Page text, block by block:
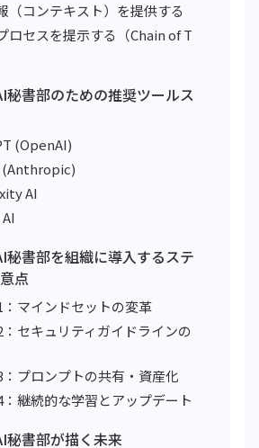
（コンテキスト）を提供する
ロセスを提示する（Chain of T
秘書部のための推奨ツールス
(OpenAI)
(Anthropic)
AI
秘書部を組織に導入するステ
点
：マインドセットの変革
：セキュリティガイドラインの
：プロンプトの共有・資産化
：継続的な学習とアップデート
秘書部が描く未来